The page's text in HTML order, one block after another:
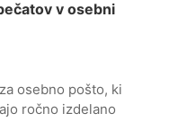
v osebni
osebno pošto, ki
ročno izdelano